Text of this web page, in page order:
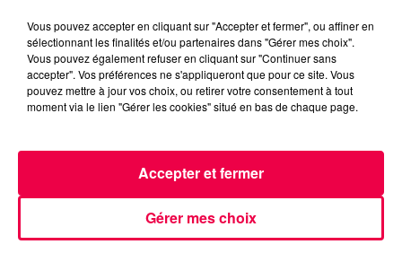
24 juin 2026 - 5 min 22 sec
MERCREDI MATIN - 24 JUIN
Vous pouvez accepter en cliquant sur "Accepter et fermer", ou affiner en
sélectionnant les finalités et/ou partenaires dans "Gérer mes choix".
Vous pouvez également refuser en cliquant sur "Continuer sans
accepter". Vos préférences ne s'appliqueront que pour ce site. Vous
pouvez mettre à jour vos choix, ou retirer votre consentement à tout
moment via le lien "Gérer les cookies" situé en bas de chaque page.
Gérer mes choix
Accepter et fermer